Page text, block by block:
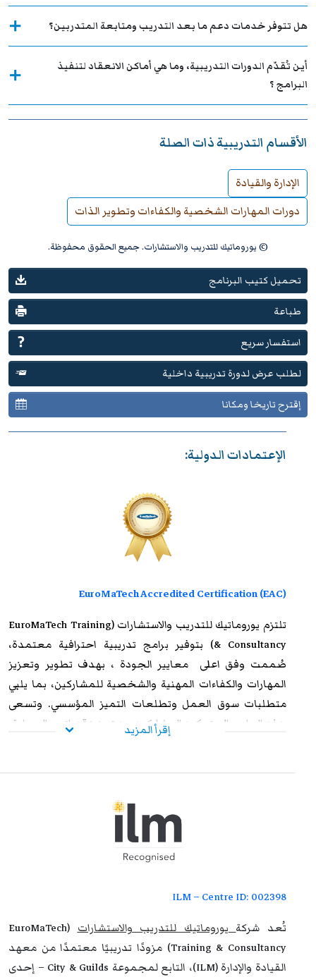
هل تتوفر خدمات دعم ما بعد التدريب ومتابعة المتدربين؟
أين تُقدّم الدورات التدريبية، وما هي أماكن الانعقاد لتنفيذ
البرامج ؟
الأقسام التدريبية ذات الصلة
الإدارة والقيادة
دورات المهارات الشخصية والكفاءات وتطوير الذات
© يوروماتيك للتدريب والاستشارات. جميع الحقوق محفوظة.
تحميل كتيب البرنامج
طباعة
استفسار سريع
لطلب عرض لدورة تدريبية داخلية
إقترح تاريخا ومكانا
الإعتمادات الدولية:
EuroMaTech Accredited Certification (EAC)
تلتزم يوروماتيك للتدريب
والاستشارات (EuroMaTech Training
& Consultancy) بتوفير برامج تدريبية احترافية معتمدة،
صُممت وفق اعلى معايير الجودة ، بهدف تطوير وتعزيز
المهارات والكفاءات المهنية والشخصية للمشاركين، بما يلبي
متطلبات سوق العمل وتطلعات التميز المؤسسي. وتسعى
هذه البرامج إلى تمكين المشاركين من تعزيز قدراتهم العملية،
بنجاح، يحصل المشاركون على شهادة معتمدة من
تتمتع بالاعتراف والموثوقية إقليميًا ودوليًا، مما يمنحها قيمة
استراتيجية عالية. وتُشكل هذه الشهادة إضافة نوعية لمسار
التطوير المهني، وتفتح للمشاركين آفاقًا واسعة نحو الترقي
إقرأ المزيد
ILM – Centre ID: 002398
تُعد شركة يوروماتيك للتدريب والاستشارات
(EuroMaTech
Training & Consultancy) مزودًا تدريبيًا معتمدًا من معهد
القيادة والإدارة (ILM)، التابع لمجموعة City & Guilds – إحدى